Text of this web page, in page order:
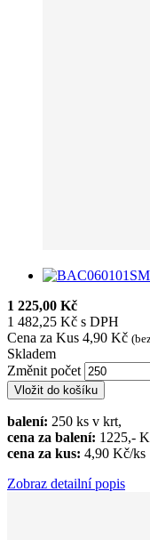
1 225,00 Kč
1 482,25 Kč s DPH
Cena za Kus 4,90 Kč
Skladem
Změnit počet
Vložit do košíku
balení: 250 ks v krt,
cena za balení: 1225,-
cena za kus: 4,90 Kč/ks
Zobraz detailní popis